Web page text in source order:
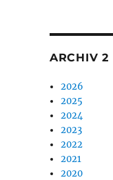
ARCHIV 2
2026
2025
2024
2023
2022
2021
2020